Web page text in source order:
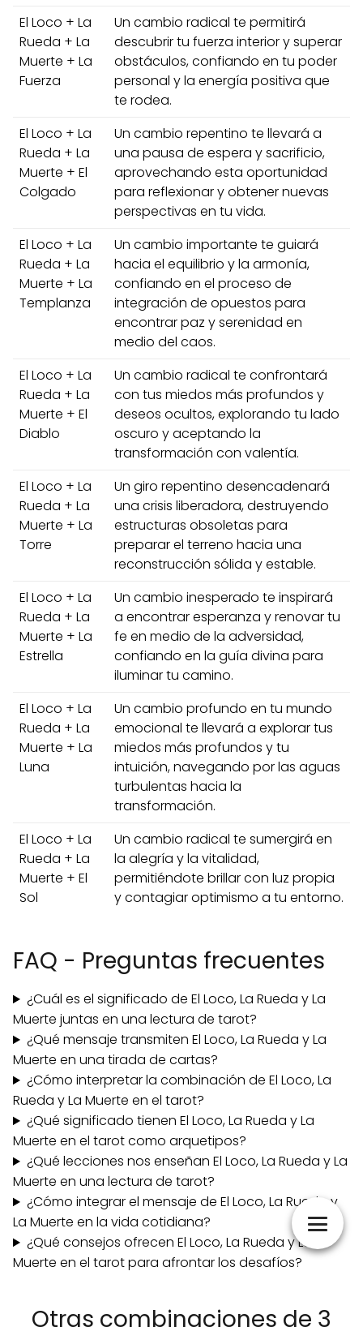
El Loco + La
Rueda + La
Muerte + La
Fuerza
Un cambio radical te permitirá
descubrir tu fuerza interior y superar
obstáculos, confiando en tu poder
personal y la energía positiva que
te rodea.
El Loco + La
Rueda + La
Muerte + El
Colgado
Un cambio repentino te llevará a
una pausa de espera y sacrificio,
aprovechando esta oportunidad
para reflexionar y obtener nuevas
perspectivas en tu vida.
El Loco + La
Rueda + La
Muerte + La
Templanza
Un cambio importante te guiará
hacia el equilibrio y la armonía,
confiando en el proceso de
integración de opuestos para
encontrar paz y serenidad en
medio del caos.
El Loco + La
Rueda + La
Muerte + El
Diablo
Un cambio radical te confrontará
con tus miedos más profundos y
deseos ocultos, explorando tu lado
oscuro y aceptando la
transformación con valentía.
El Loco + La
Rueda + La
Muerte + La
Torre
Un giro repentino desencadenará
una crisis liberadora, destruyendo
estructuras obsoletas para
preparar el terreno hacia una
reconstrucción sólida y estable.
El Loco + La
Rueda + La
Muerte + La
Estrella
Un cambio inesperado te inspirará
a encontrar esperanza y renovar tu
fe en medio de la adversidad,
confiando en la guía divina para
iluminar tu camino.
El Loco + La
Rueda + La
Muerte + La
Luna
Un cambio profundo en tu mundo
emocional te llevará a explorar tus
miedos más profundos y tu
intuición, navegando por las aguas
turbulentas hacia la
transformación.
El Loco + La
Rueda + La
Muerte + El
Sol
Un cambio radical te sumergirá en
la alegría y la vitalidad,
permitiéndote brillar con luz propia
y contagiar optimismo a tu entorno.
FAQ - Preguntas frecuentes
¿Cuál es el significado de El Loco, La Rueda y La
Muerte juntas en una lectura de tarot?
¿Qué mensaje transmiten El Loco, La Rueda y La
Muerte en una tirada de cartas?
¿Cómo interpretar la combinación de El Loco, La
Rueda y La Muerte en el tarot?
¿Qué significado tienen El Loco, La Rueda y La
Muerte en el tarot como arquetipos?
¿Qué lecciones nos enseñan El Loco, La Rueda y La
Muerte en una lectura de tarot?
¿Cómo integrar el mensaje de El Loco, La Rueda y
La Muerte en la vida cotidiana?
¿Qué consejos ofrecen El Loco, La Rueda y La
Muerte en el tarot para afrontar los desafíos?
Otras combinaciones de 3